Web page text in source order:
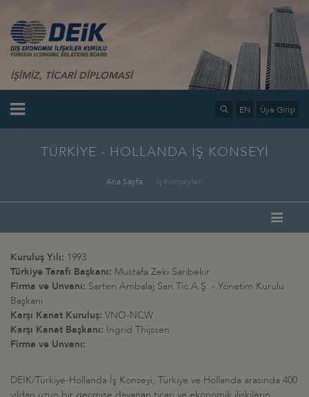
İŞİMİZ, TİCARİ DİPLOMASİ
EN Üye Girişi
TÜRKİYE - HOLLANDA İŞ KONSEYİ
Ana Sayfa İş Konseyleri
Kuruluş Yılı: 1993
Türkiye Tarafı Başkanı: Mustafa Zeki Sarıbekir
Firma ve Unvanı: Sarten Ambalaj San.Tic.A.Ş. - Yönetim Kurulu
Başkanı
Karşı Kanat Kuruluş: VNO-NCW
Karşı Kanat Başkanı: Ingrid Thijssen
Firma ve Unvanı:
DEİK/Türkiye-Hollanda İş Konseyi, Türkiye ve Hollanda arasında 400
yıldan uzun bir geçmişe dayanan ticari ve ekonomik ilişkilerin